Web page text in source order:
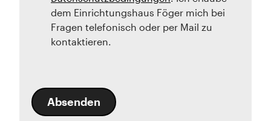
dem Einrichtungshaus Föger mich bei
Fragen telefonisch oder per Mail zu
kontaktieren.
Absenden